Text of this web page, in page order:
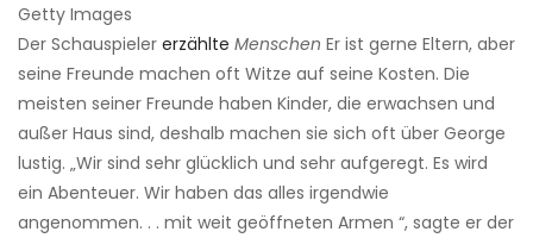
Getty Images
Der Schauspieler erzählte Menschen Er ist gerne Eltern, aber
seine Freunde machen oft Witze auf seine Kosten. Die
meisten seiner Freunde haben Kinder, die erwachsen und
außer Haus sind, deshalb machen sie sich oft über George
lustig. „Wir sind sehr glücklich und sehr aufgeregt. Es wird
ein Abenteuer. Wir haben das alles irgendwie
angenommen. . . mit weit geöffneten Armen “, sagte er der